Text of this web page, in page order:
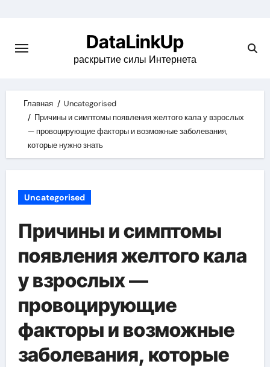
content
DataLinkUp
раскрытие силы Интернета
Главная
Uncategorised
Причины и симптомы появления желтого кала у взрослых
— провоцирующие факторы и возможные заболевания,
которые нужно знать
Uncategorised
Причины и симптомы
появления желтого кала
у взрослых —
провоцирующие
факторы и возможные
заболевания, которые